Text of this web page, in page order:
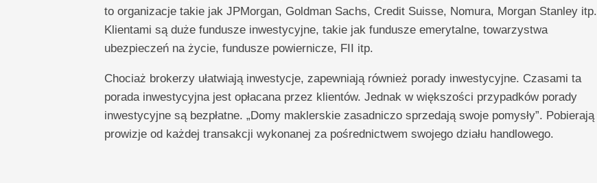
to organizacje takie jak JPMorgan, Goldman Sachs, Credit Suisse, Nomura, Morgan Stanley itp.
Klientami są duże fundusze inwestycyjne, takie jak fundusze emerytalne, towarzystwa
ubezpieczeń na życie, fundusze powiernicze, FII itp.
Chociaż brokerzy ułatwiają inwestycje, zapewniają również porady inwestycyjne. Czasami ta
porada inwestycyjna jest opłacana przez klientów. Jednak w większości przypadków porady
inwestycyjne są bezpłatne. „Domy maklerskie zasadniczo sprzedają swoje pomysły”. Pobierają
prowizje od każdej transakcji wykonanej za pośrednictwem swojego działu handlowego.